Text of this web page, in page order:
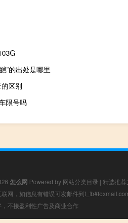
”的出处是哪里
区别
限号吗
怎么网 Powered by 网站分类目录 | 精选推荐
网，如信息有错误可发邮件到
不接盈利性广告及商业合作